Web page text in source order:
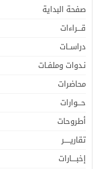
صفحة البداية
قـــراءات
دراســات
نـدوات وملفـات
محاضرات
حـــوارات
أطروحات
تقاريـــــر
إخبــــارات